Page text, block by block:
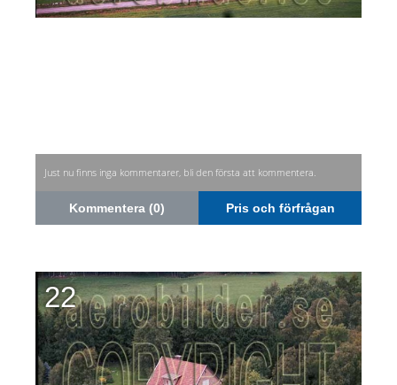
Just nu finns inga kommentarer, bli den första att kommentera.
Kommentera (0) Pris och förfrågan
22